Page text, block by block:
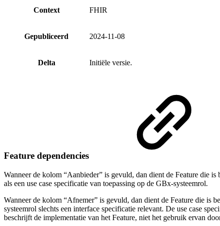
Context FHIR
Gepubliceerd 2024-11-08
Delta Initiële versie.
Feature dependencies
Wanneer de kolom “Aanbieder” is gevuld, dan dient de Feature die
als een use case specificatie van toepassing op de GBx-systeemrol.
Wanneer de kolom “Afnemer” is gevuld, dan dient de Feature die is
systeemrol slechts een interface specificatie relevant. De use case
beschrijft de implementatie van het Feature, niet het gebruik ervan